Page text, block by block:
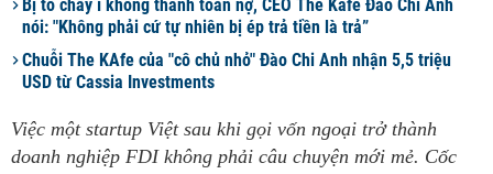
Bị tố chây ì không thanh toán nợ, CEO The Kafe Đào Chi Anh
nói: "Không phải cứ tự nhiên bị ép trả tiền là trả”
Chuỗi The KAfe của "cô chủ nhỏ" Đào Chi Anh nhận 5,5 triệu
USD từ Cassia Investments
Việc một startup Việt sau khi gọi vốn ngoại trở thành
doanh nghiệp FDI không phải câu chuyện mới mẻ. Cốc